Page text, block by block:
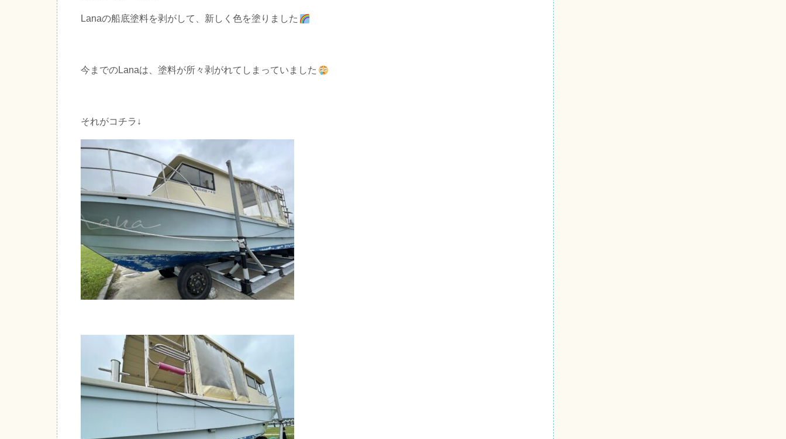
Lanaの船底塗料を剥がして、新しく色を塗りました
今までのLanaは、塗料が所々剥がれてしまっていました
それがコチラ↓